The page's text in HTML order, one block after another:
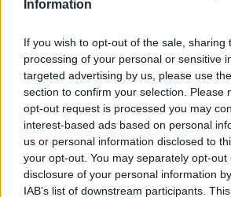
Information
If you wish to opt-out of the sale, sharing
processing of your personal or sensitive
targeted advertising by us, please use
section to confirm your selection. Please
opt-out request is processed you may
interest-based ads based on personal
us or personal information disclosed to
your opt-out. You may separately opt-
disclosure of your personal information
IAB’s list of downstream participants.
MODA
Regole (e capi) per
outfit casual chic
Pratico, comodo e sofisticato lo stile